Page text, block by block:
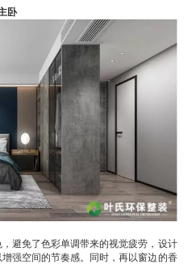
卧
避免了色彩单调带来的视觉疲劳，设计
强空间的节奏感。同时，再以窗边的香